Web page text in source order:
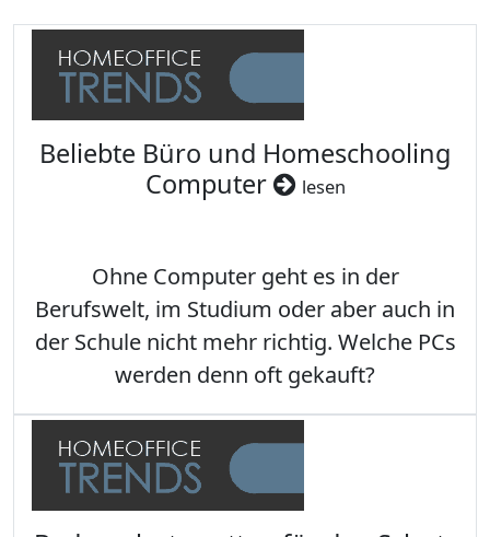
Beliebte Büro und Homeschooling
Computer
lesen
Ohne Computer geht es in der
Berufswelt, im Studium oder aber auch in
der Schule nicht mehr richtig. Welche PCs
werden denn oft gekauft?